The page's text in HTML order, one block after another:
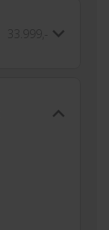
33.999,-